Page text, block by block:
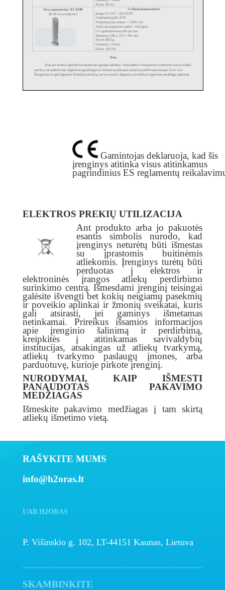
Gamintojas deklaruoja, kad šis
įrenginys atitinka visus atitinkamus
pagrindinius ES reglamentų
ELEKTROS PREKIŲ UTILIZACIJA
Ant produkto arba jo pakuotės
esantis simbolis nurodo, kad
įrenginys neturėtų būti išmestas
su įprastomis buitinėmis
atliekomis. Įrenginys turėtų būti
perduotas į elektros ir
elektroninės įrangos atliekų perdirbimo
surinkimo centrą. Išmesdami įrenginį teisingai
galėsite išvengti bet kokių neigiamų pasekmių
ir poveikio aplinkai ir žmonių sveikatai, kuris
gali atsirasti, jei gaminys išmetamas
netinkamai. Prireikus išsamios informacijos
apie įrenginio šalinimą ir perdirbimą,
kreipkitės į atitinkamas savivaldybių
institucijas, atsakingas už atliekų tvarkymą,
atliekų tvarkymo paslaugų įmones, arba
parduotuvę, kurioje pirkote įrenginį.
NURODYMAI, KAIP IŠMESTI
PANAUDOTAS PAKAVIMO
MEDŽIAGAS
Išmeskite pakavimo medžiagas į tam skirtą
atliekų išmetimo vietą.
RAŠYKITE MUMS
info@h2oras.lt
UAB H2ORAS
P. Višinskio g. 102, LT-44151 Kaunas, Lietuva
SKAMBINKITE